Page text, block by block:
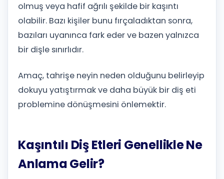
olmuş veya hafif ağrılı şekilde bir kaşıntı
olabilir. Bazı kişiler bunu fırçaladıktan sonra,
bazıları uyanınca fark eder ve bazen yalnızca
bir dişle sınırlıdır.
Amaç, tahrişe neyin neden olduğunu belirleyip
dokuyu yatıştırmak ve daha büyük bir diş eti
problemine dönüşmesini önlemektir.
Kaşıntılı Diş Etleri Genellikle Ne
Anlama Gelir?